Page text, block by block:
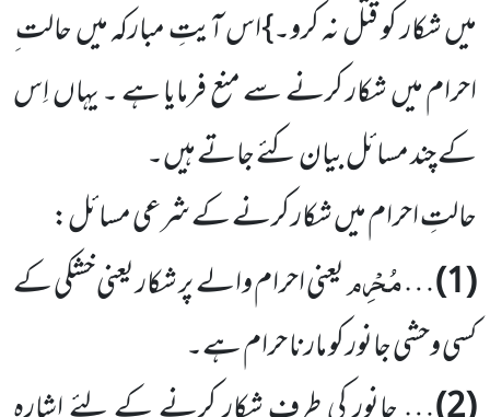
میں شکار کو قتل نہ کرو۔}اس آیتِ مبارکہ میں حالت ِ
احرام میں شکار کرنے سے منع فرمایا ہے ۔ یہاں اِس
کے چند مسائل بیان کئے جاتے ہیں۔
حالتِ احرام میں شکار کرنے کے شرعی مسائل:
(1)
…مُحْرِمیعنی احرام والے پر شکار یعنی خشکی کے
کسی وحشی جانور کو مارنا حرام ہے۔